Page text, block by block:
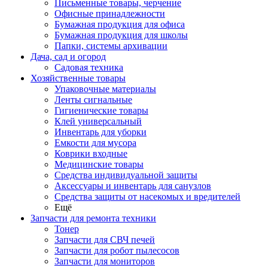
Письменные товары, черчение
Офисные принадлежности
Бумажная продукция для офиса
Бумажная продукция для школы
Папки, системы архивации
Дача, сад и огород
Садовая техника
Хозяйственные товары
Упаковочные материалы
Ленты сигнальные
Гигиенические товары
Клей универсальный
Инвентарь для уборки
Емкости для мусора
Коврики входные
Медицинские товары
Средства индивидуальной защиты
Аксессуары и инвентарь для санузлов
Средства защиты от насекомых и вредителей
Ещё
Запчасти для ремонта техники
Тонер
Запчасти для СВЧ печей
Запчасти для робот пылесосов
Запчасти для мониторов